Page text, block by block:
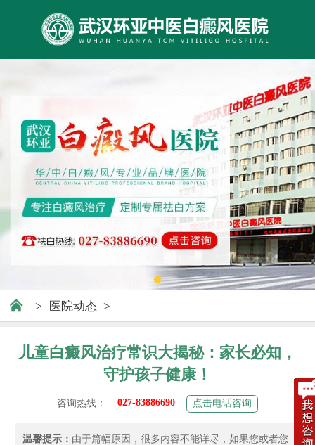
> 医院动态 >
儿童白癜风治疗常识大揭秘：家长必知，
守护孩子健康！
咨询热线： 027-83886690 点击电话咨询
温馨提示： 由于篇幅原因，很多内容不能详尽，如果您或者您